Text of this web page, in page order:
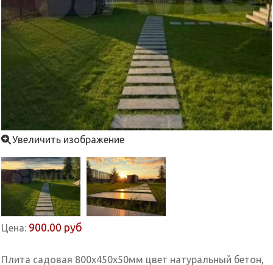
Увеличить изображение
Цена: 900.00 руб
Плита садовая 800х450х50мм цвет натуральный бетон,